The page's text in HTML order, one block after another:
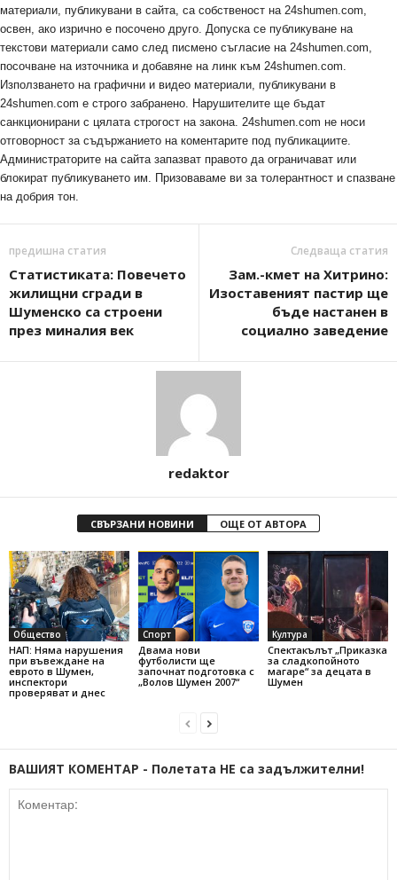
материали, публикувани в сайта, са собственост на 24shumen.com,
освен, ако изрично е посочено друго. Допуска се публикуване на
текстови материали само след писмено съгласие на 24shumen.com,
посочване на източника и добавяне на линк към 24shumen.com.
Използването на графични и видео материали, публикувани в
24shumen.com е строго забранено. Нарушителите ще бъдат
санкционирани с цялата строгост на закона. 24shumen.com не носи
отговорност за съдържанието на коментарите под публикациите.
Администраторите на сайта запазват правото да ограничават или
блокират публикуването им. Призоваваме ви за толерантност и спазване
на добрия тон.
предишна статия
Статистиката: Повечето
жилищни сгради в
Шуменско са строени
през миналия век
Следваща статия
Зам.-кмет на Хитрино:
Изоставеният пастир ще
бъде настанен в
социално заведение
redaktor
СВЪРЗАНИ НОВИНИ ОЩЕ ОТ АВТОРА
Общество
НАП: Няма нарушения
при въвеждане на
еврото в Шумен,
инспектори
проверяват и днес
Спорт
Двама нови
футболисти ще
започнат подготовка с
„Волов Шумен 2007“
Култура
Спектакълът „Приказка
за сладкопойното
магаре“ за децата в
Шумен
ВАШИЯТ КОМЕНТАР - Полетата НЕ са задължителни!